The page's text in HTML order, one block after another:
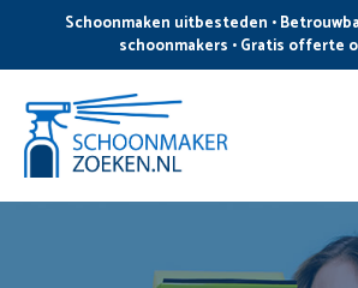
de
inhoud
Schoonmaken uitbesteden •
schoonmakers • Gratis offerte